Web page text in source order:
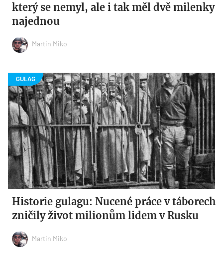
který se nemyl, ale i tak měl dvě milenky
najednou
Martin Miko
Historie gulagu: Nucené práce v táborech
zničily život milionům lidem v Rusku
Martin Miko